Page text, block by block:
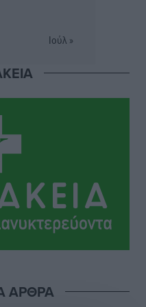
– Γιώργου Περρή στην
άμεση λειτουργία του
Κάσο, ζητά ο Μάνος
Ιούλ »
ΑΡΘΡΑ